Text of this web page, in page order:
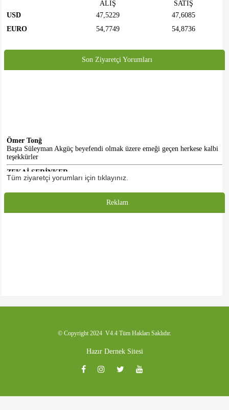
ALIŞ
SATIŞ
USD
47,5229
47,6085
EURO
54,7749 54,8736
Son Ziyaretçi Yorumları
Ömer Tonğ
Başta Süleyman Akgüç beyefendi olmak üzere emeği geçen herkese kalbi
teşekkürler
ZEKAİ SERİNKER
Merhabalar... Faaliyetlerinizi ve sizden haberleri bugüne kadar sosyal
emeklilerimize sağlık ve afiyet diliyorum. Selamlar...
Tüm ziyaretçi yorumları için tıklayınız.
Reklam
© Copyright 2024 V4.4 Tüm Hakları Saklıdır.
Hazır Dernek Sitesi